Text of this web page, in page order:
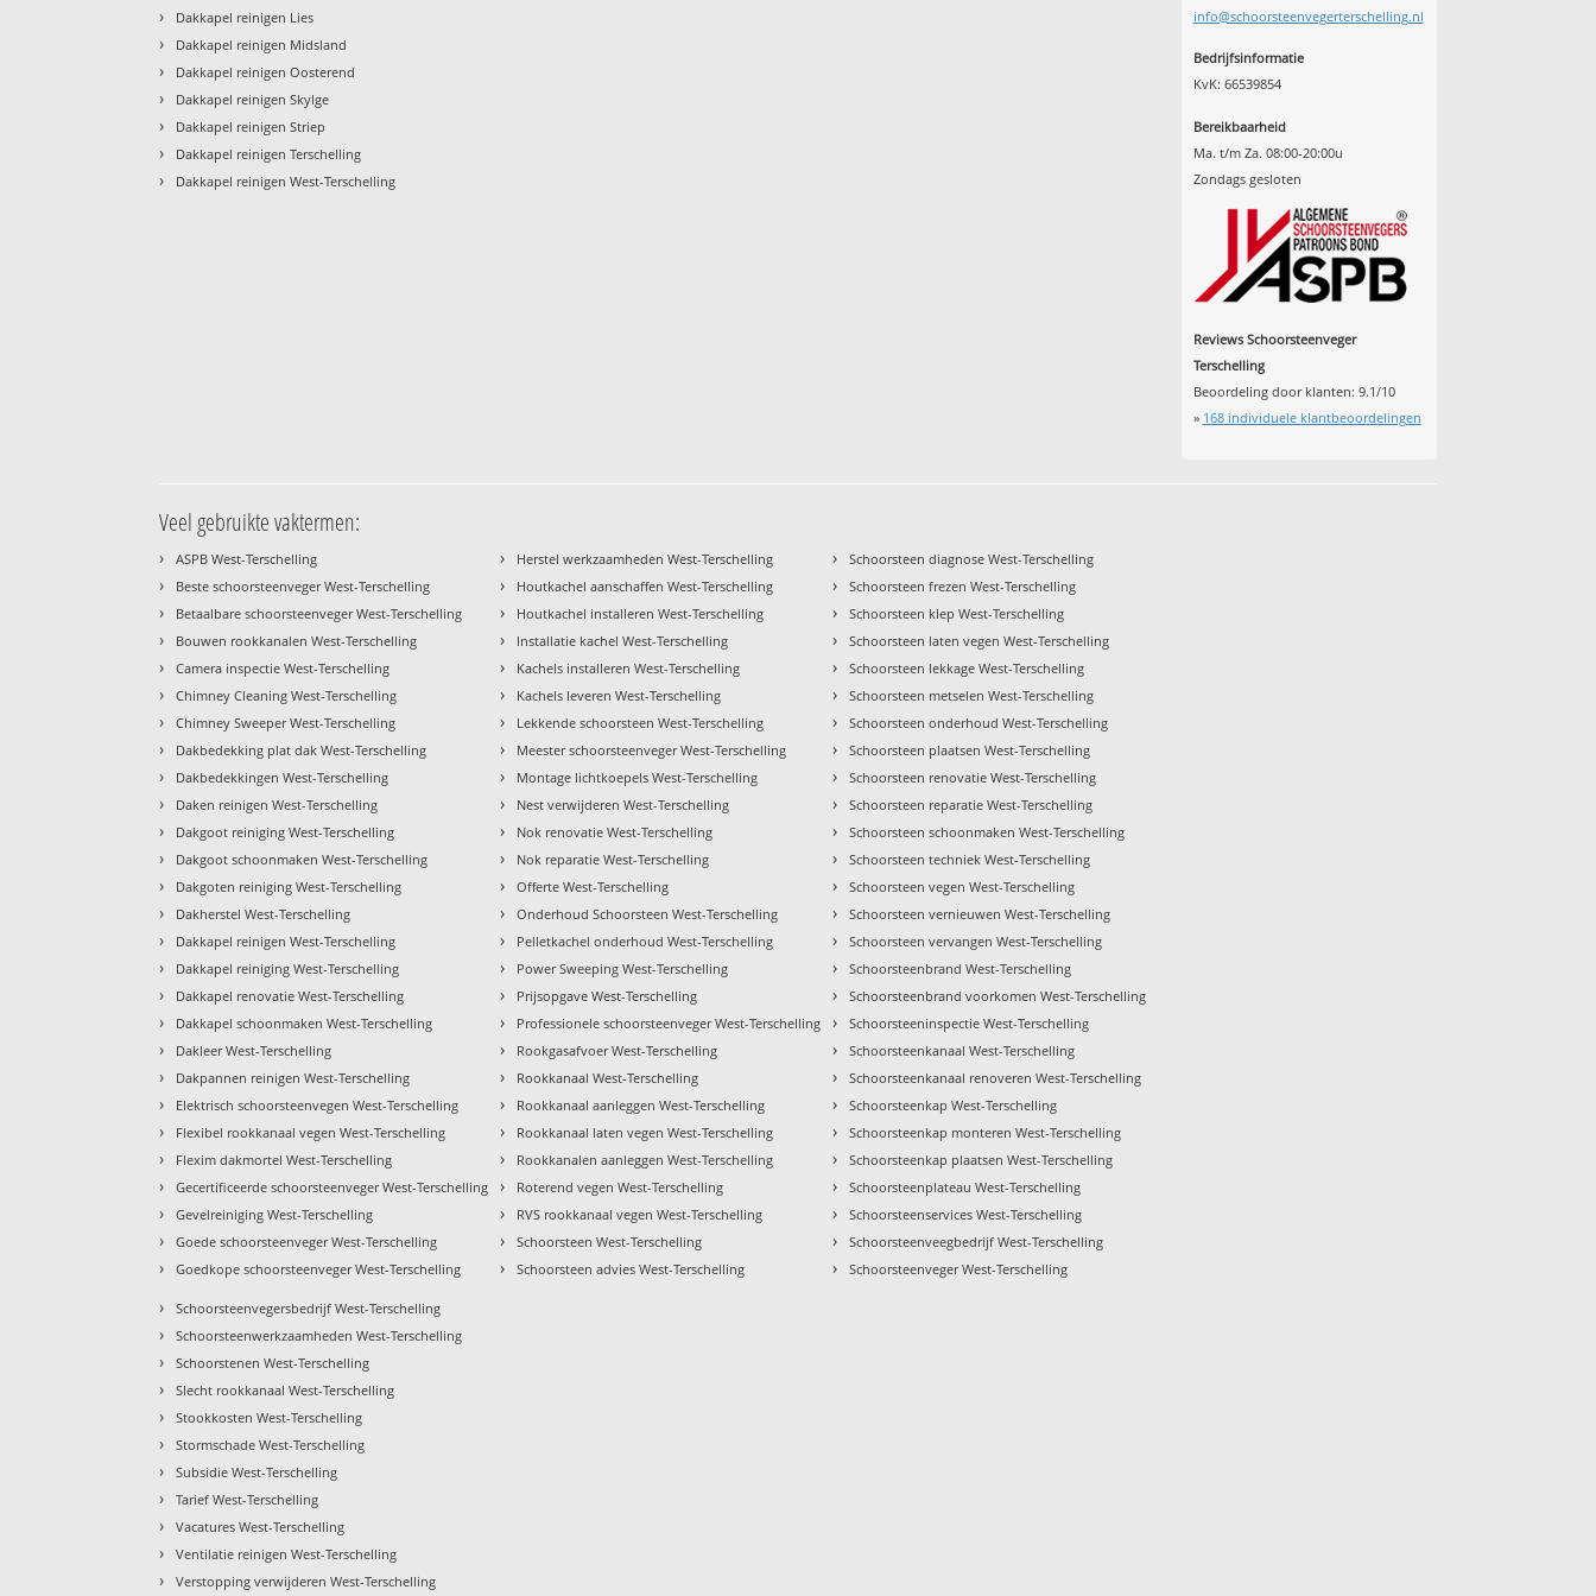
›
Dakkapel reinigen Lies
› Dakkapel reinigen Midsland
› Dakkapel reinigen Oosterend
› Dakkapel reinigen Skylge
› Dakkapel reinigen Striep
› Dakkapel reinigen Terschelling
› Dakkapel reinigen West-Terschelling
info@schoorsteenvegerterschelling.nl
Bedrijfsinformatie
KvK: 66539854
Bereikbaarheid
Ma. t/m Za. 08:00-20:00u
Zondags gesloten
Reviews Schoorsteenveger
Terschelling
Beoordeling door klanten: 9.1/10
» 168individuele klantbeoordelingen
Veel gebruikte vaktermen:
› ASPB West-Terschelling
› Beste schoorsteenveger West-Terschelling
› Betaalbare schoorsteenveger West-Terschelling
› Bouwen rookkanalen West-Terschelling
› Camera inspectie West-Terschelling
› Chimney Cleaning West-Terschelling
› Chimney Sweeper West-Terschelling
› Dakbedekking plat dak West-Terschelling
› Dakbedekkingen West-Terschelling
› Daken reinigen West-Terschelling
› Dakgoot reiniging West-Terschelling
› Dakgoot schoonmaken West-Terschelling
› Dakgoten reiniging West-Terschelling
› Dakherstel West-Terschelling
› Dakkapel reinigen West-Terschelling
› Dakkapel reiniging West-Terschelling
› Dakkapel renovatie West-Terschelling
› Dakkapel schoonmaken West-Terschelling
› Dakleer West-Terschelling
› Dakpannen reinigen West-Terschelling
› Elektrisch schoorsteenvegen West-Terschelling
› Flexibel rookkanaal vegen West-Terschelling
› Flexim dakmortel West-Terschelling
› Gecertificeerde schoorsteenveger West-Terschelling
› Gevelreiniging West-Terschelling
› Goede schoorsteenveger West-Terschelling
› Goedkope schoorsteenveger West-Terschelling
› Herstel werkzaamheden West-Terschelling
› Houtkachel aanschaffen West-Terschelling
› Houtkachel installeren West-Terschelling
› Installatie kachel West-Terschelling
› Kachels installeren West-Terschelling
› Kachels leveren West-Terschelling
› Lekkende schoorsteen West-Terschelling
› Meester schoorsteenveger West-Terschelling
› Montage lichtkoepels West-Terschelling
› Nest verwijderen West-Terschelling
› Nok renovatie West-Terschelling
› Nok reparatie West-Terschelling
› Offerte West-Terschelling
› Onderhoud Schoorsteen West-Terschelling
› Pelletkachel onderhoud West-Terschelling
› Power Sweeping West-Terschelling
› Prijsopgave West-Terschelling
› Professionele schoorsteenveger West-Terschelling
› Rookgasafvoer West-Terschelling
› Rookkanaal West-Terschelling
› Rookkanaal aanleggen West-Terschelling
› Rookkanaal laten vegen West-Terschelling
› Rookkanalen aanleggen West-Terschelling
› Roterend vegen West-Terschelling
› RVS rookkanaal vegen West-Terschelling
› Schoorsteen West-Terschelling
› Schoorsteen advies West-Terschelling
› Schoorsteen diagnose West-Terschelling
› Schoorsteen frezen West-Terschelling
› Schoorsteen klep West-Terschelling
› Schoorsteen laten vegen West-Terschelling
› Schoorsteen lekkage West-Terschelling
› Schoorsteen metselen West-Terschelling
› Schoorsteen onderhoud West-Terschelling
› Schoorsteen plaatsen West-Terschelling
› Schoorsteen renovatie West-Terschelling
› Schoorsteen reparatie West-Terschelling
› Schoorsteen schoonmaken West-Terschelling
› Schoorsteen techniek West-Terschelling
› Schoorsteen vegen West-Terschelling
› Schoorsteen vernieuwen West-Terschelling
› Schoorsteen vervangen West-Terschelling
› Schoorsteenbrand West-Terschelling
› Schoorsteenbrand voorkomen West-Terschelling
› Schoorsteeninspectie West-Terschelling
› Schoorsteenkanaal West-Terschelling
› Schoorsteenkanaal renoveren West-Terschelling
› Schoorsteenkap West-Terschelling
› Schoorsteenkap monteren West-Terschelling
› Schoorsteenkap plaatsen West-Terschelling
› Schoorsteenplateau West-Terschelling
› Schoorsteenservices West-Terschelling
› Schoorsteenveegbedrijf West-Terschelling
› Schoorsteenveger West-Terschelling
› Schoorsteenvegersbedrijf West-Terschelling
› Schoorsteenwerkzaamheden West-Terschelling
› Schoorstenen West-Terschelling
› Slecht rookkanaal West-Terschelling
› Stookkosten West-Terschelling
› Stormschade West-Terschelling
› Subsidie West-Terschelling
› Tarief West-Terschelling
› Vacatures West-Terschelling
› Ventilatie reinigen West-Terschelling
› Verstopping verwijderen West-Terschelling